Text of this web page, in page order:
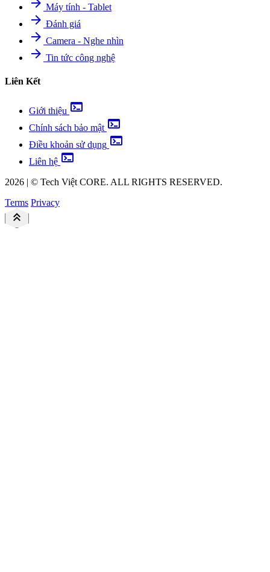
Máy tính - Tablet
arrow_forward Đánh giá
arrow_forward Camera - Nghe nhìn
arrow_forward Tin tức công nghệ
Liên Kết
Giới thiệu terminal
Chính sách bảo mật terminal
Điều khoản sử dụng terminal
Liên hệ terminal
2026 | © Tech ViệtCORE. ALL RIGHTS RESERVED.
Terms Privacy
keyboard_double_arrow_up